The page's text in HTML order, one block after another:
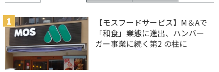
【モスフードサービス】M＆Aで
「和食」業態に進出、ハンバー
ガー事業に続く第2 の柱に